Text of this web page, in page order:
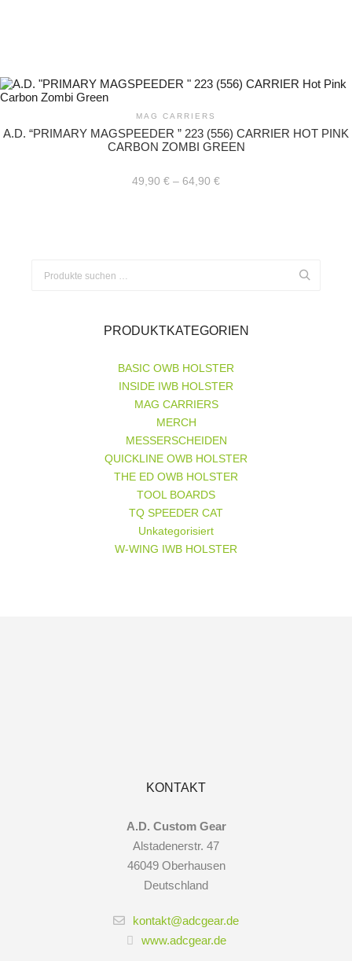
MAG CARRIERS
A.D. “PRIMARY MAGSPEEDER ” 223 (556) CARRIER HOT PINK
CARBON ZOMBI GREEN
49,90 € – 64,90 €
PRODUKTKATEGORIEN
BASIC OWB HOLSTER
INSIDE IWB HOLSTER
MAG CARRIERS
MERCH
MESSERSCHEIDEN
QUICKLINE OWB HOLSTER
THE ED OWB HOLSTER
TOOL BOARDS
TQ SPEEDER CAT
Unkategorisiert
W-WING IWB HOLSTER
KONTAKT
A.D. Custom Gear
Alstadenerstr. 47
46049 Oberhausen
Deutschland
kontakt@adcgear.de
www.adcgear.de